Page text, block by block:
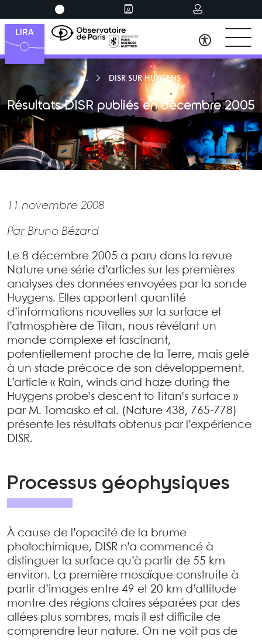
DISR SUR HUYGENS
Résultats DISR publiés en décembre 2005
11 novembre 2008
Par Bruno Bézard
Le 8 décembre 2005 a paru dans la revue
Nature une série d’articles sur les premières
analyses des données envoyées par la sonde
Huygens. Elles apportent quantité
d’informations nouvelles sur la surface et
l’atmosphère de Titan, nous révélant un
monde complexe et fascinant,
potentiellement proche de la Terre, mais gelé
à un stade précoce de son développement.
L’article « Rain, winds and haze during the
Huygens probe’s descent to Titan’s surface »
par M. Tomasko et al. (Nature 438, 765-778)
présente les résultats obtenus par l’expérience
DISR.
Processus géophysiques
À cause de l’opacité de la brume
photochimique, DISR n’a commencé à
distinguer la surface qu’à partir de 55 km
environ. La première mosaïque construite à
partir d’images entre 49 et 20 km d’altitude
montre des régions claires séparées par des
allées plus sombres, mais il est difficile de
comprendre leur nature. On ne voit pas de